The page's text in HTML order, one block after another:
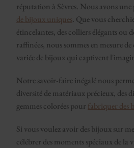
réputation à Sèvres. Nous avons
de bijoux uniques. Que vous
étincelantes, des colliers élégants ou
raffinées, nous sommes en mesure
variée de bijoux qui captivent
Notre savoir-faire inégalé nous
diversité de matériaux précieux, des
gemmes colorées pour fabriquer des
Si vous voulez avoir des bijoux sur
célébrer des moments spéciaux de la